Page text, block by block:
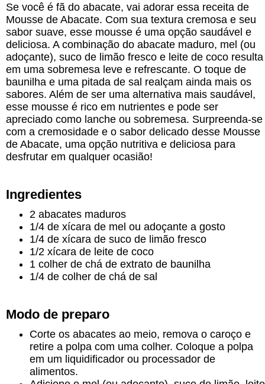
Se você é fã do abacate, vai adorar essa receita de
Mousse de Abacate. Com sua textura cremosa e seu
sabor suave, esse mousse é uma opção saudável e
deliciosa. A combinação do abacate maduro, mel (ou
adoçante), suco de limão fresco e leite de coco resulta
em uma sobremesa leve e refrescante. O toque de
baunilha e uma pitada de sal realçam ainda mais os
sabores. Além de ser uma alternativa mais saudável,
esse mousse é rico em nutrientes e pode ser
apreciado como lanche ou sobremesa. Surpreenda-se
com a cremosidade e o sabor delicado desse Mousse
de Abacate, uma opção nutritiva e deliciosa para
desfrutar em qualquer ocasião!
Ingredientes
2 abacates maduros
1/4 de xícara de mel ou adoçante a gosto
1/4 de xícara de suco de limão fresco
1/2 xícara de leite de coco
1 colher de chá de extrato de baunilha
1/4 de colher de chá de sal
Modo de preparo
Corte os abacates ao meio, remova o caroço e
retire a polpa com uma colher. Coloque a polpa
em um liquidificador ou processador de
alimentos.